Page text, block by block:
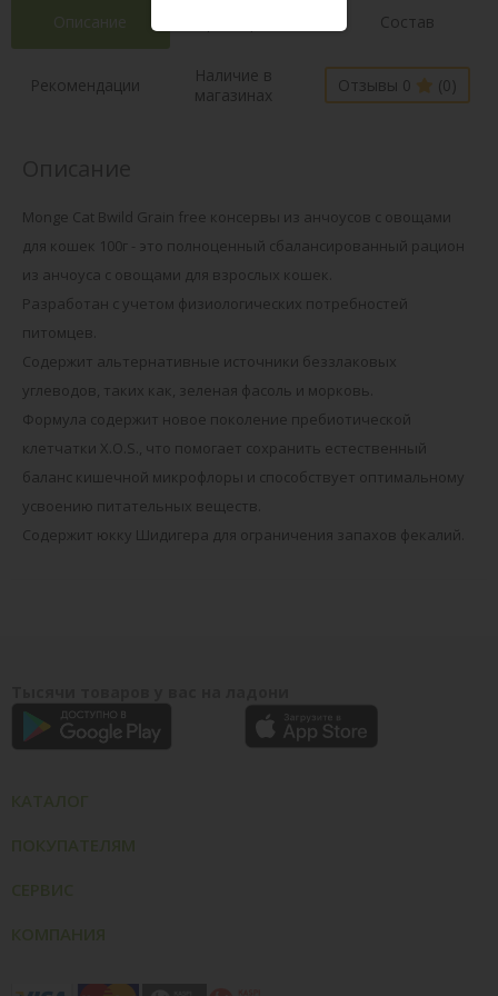
Описание Состав
Рекомендации
Наличие в
магазинах
Отзывы 0 (0)
Monge Cat Bwild Grain free консервы из анчоусов с овощами
для кошек 100г - это полноценный сбалансированный рацион
из анчоуса с овощами для взрослых кошек.
Разработан с учетом физиологических потребностей
питомцев.
Содержит альтернативные источники беззлаковых
углеводов, таких как, зеленая фасоль и морковь.
Формула содержит новое поколение пребиотической
клетчатки Х.О.S., что помогает сохранить естественный
баланс кишечной микрофлоры и способствует оптимальному
усвоению питательных веществ.
Содержит юкку Шидигера для ограничения запахов фекалий.